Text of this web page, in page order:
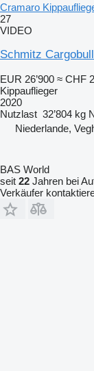
Cramaro
27
VIDEO
Schmitz
EUR 26’900 ≈ CHF
Kippauflieger
2020
Nutzlast 32’804 kg
Niederlande,
BAS World
seit 22 Jahren bei
Verkäufer